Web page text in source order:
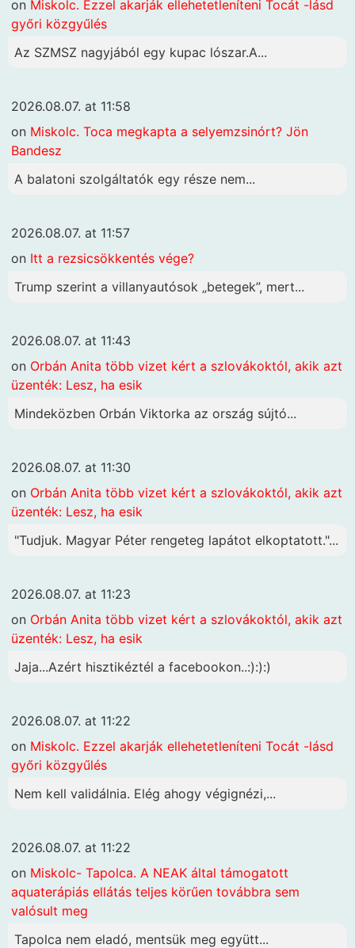
on Miskolc. Ezzel akarják ellehetetleníteni Tocát -lásd
győri közgyűlés
Az SZMSZ nagyjából egy kupac lószar.A...
2026.08.07. at 11:58
on Miskolc. Toca megkapta a selyemzsinórt? Jön
Bandesz
A balatoni szolgáltatók egy része nem...
2026.08.07. at 11:57
on Itt a rezsicsökkentés vége?
Trump szerint a villanyautósok „betegek”, mert...
2026.08.07. at 11:43
on Orbán Anita több vizet kért a szlovákoktól, akik azt
üzenték: Lesz, ha esik
Mindeközben Orbán Viktorka az ország sújtó...
2026.08.07. at 11:30
on Orbán Anita több vizet kért a szlovákoktól, akik azt
üzenték: Lesz, ha esik
"Tudjuk. Magyar Péter rengeteg lapátot elkoptatott."...
2026.08.07. at 11:23
on Orbán Anita több vizet kért a szlovákoktól, akik azt
üzenték: Lesz, ha esik
Jaja...Azért hisztikéztél a facebookon..:):):)
2026.08.07. at 11:22
on Miskolc. Ezzel akarják ellehetetleníteni Tocát -lásd
győri közgyűlés
Nem kell validálnia. Elég ahogy végignézi,...
2026.08.07. at 11:22
on Miskolc- Tapolca. A NEAK által támogatott
aquaterápiás ellátás teljes körűen továbbra sem
valósult meg
Tapolca nem eladó, mentsük meg együtt...